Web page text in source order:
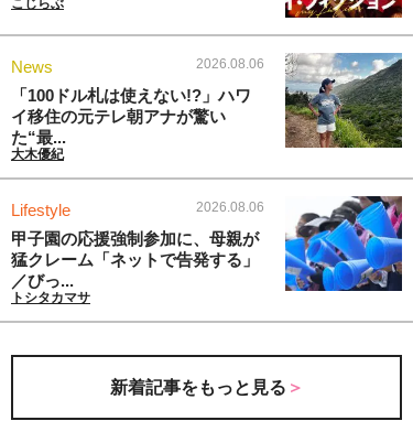
こじらぶ
News 2026.08.06
「100ドル札は使えない!?」ハワ
イ移住の元テレ朝アナが驚い
た“最...
大木優紀
Lifestyle 2026.08.06
甲子園の応援強制参加に、母親が
猛クレーム「ネットで告発する」
／びっ...
トシタカマサ
新着記事をもっと見る